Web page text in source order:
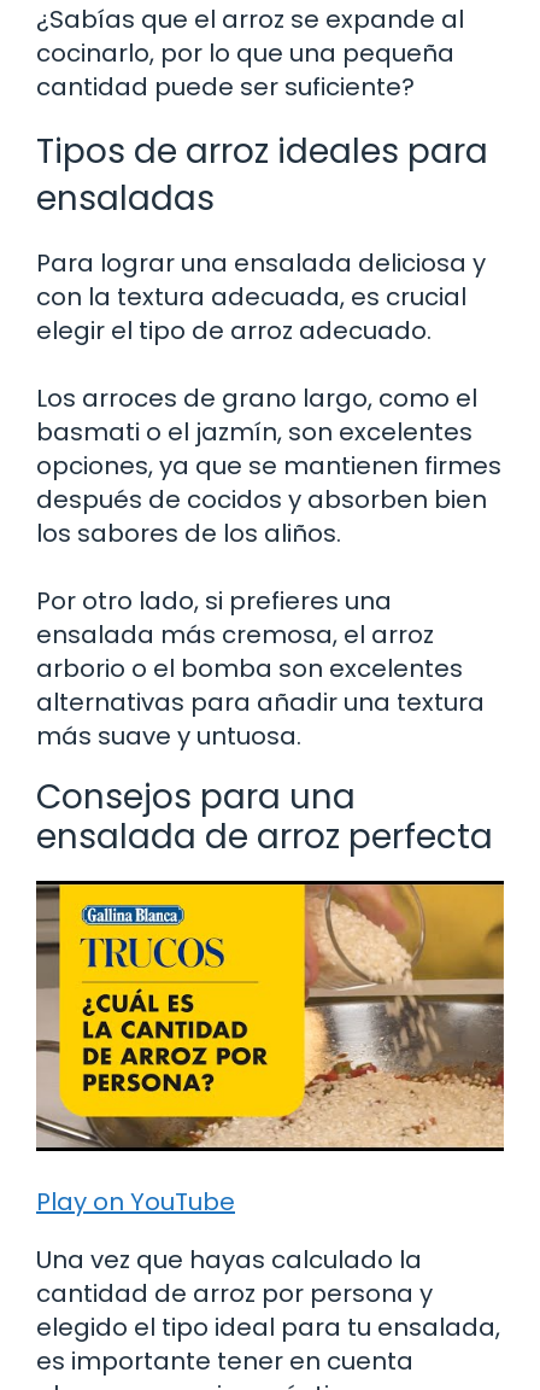
¿Sabías que el arroz se expande al
cocinarlo, por lo que una pequeña
cantidad puede ser suficiente?
Tipos de arroz ideales para
ensaladas
Para lograr una ensalada deliciosa y
con la textura adecuada, es crucial
elegir el tipo de arroz adecuado.
Los arroces de grano largo, como el
basmati o el jazmín, son excelentes
opciones, ya que se mantienen firmes
después de cocidos y absorben bien
los sabores de los aliños.
Por otro lado, si prefieres una
ensalada más cremosa, el arroz
arborio o el bomba son excelentes
alternativas para añadir una textura
más suave y untuosa.
Consejos para una
ensalada de arroz perfecta
Play on YouTube
Una vez que hayas calculado la
cantidad de arroz por persona y
elegido el tipo ideal para tu ensalada,
es importante tener en cuenta